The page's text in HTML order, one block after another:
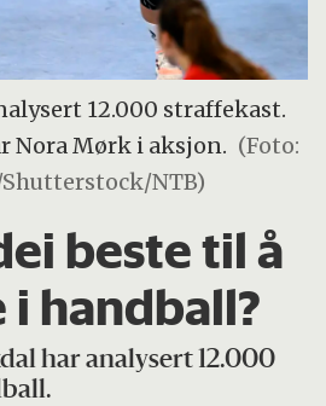
12.000 straffekast.
Nora Mørk i aksjon. (Foto:
NTB)
beste til å
handball?
har analysert 12.000